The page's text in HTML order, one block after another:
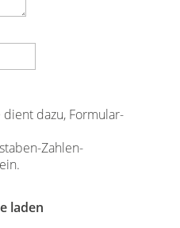
dazu, Formular-
Zahlen-
laden